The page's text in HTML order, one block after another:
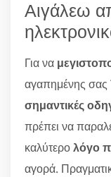
Αιγάλεω
Για να
αγαπημένης σας
σημαντικές
πρέπει να
καλύτερολόγο
αγορά.